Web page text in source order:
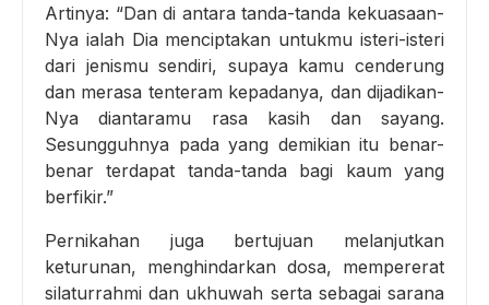
Artinya: “Dan di antara tanda-tanda kekuasaan-
Nya ialah Dia menciptakan untukmu isteri-isteri
dari jenismu sendiri, supaya kamu cenderung
dan merasa tenteram kepadanya, dan dijadikan-
Nya diantaramu rasa kasih dan sayang.
Sesungguhnya pada yang demikian itu benar-
benar terdapat tanda-tanda bagi kaum yang
berfikir.”
Pernikahan juga bertujuan melanjutkan
keturunan, menghindarkan dosa, mempererat
silaturrahmi dan ukhuwah serta sebagai sarana